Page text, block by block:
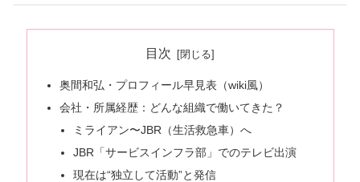
目次
奥間和弘・プロフィール早見表（wiki風）
会社・所属経歴：どんな組織で働いてきた？
ミライアン〜JBR（生活救急車）へ
JBR「サービスインフラ部」でのテレビ出演
現在は“独立して活動”と発信